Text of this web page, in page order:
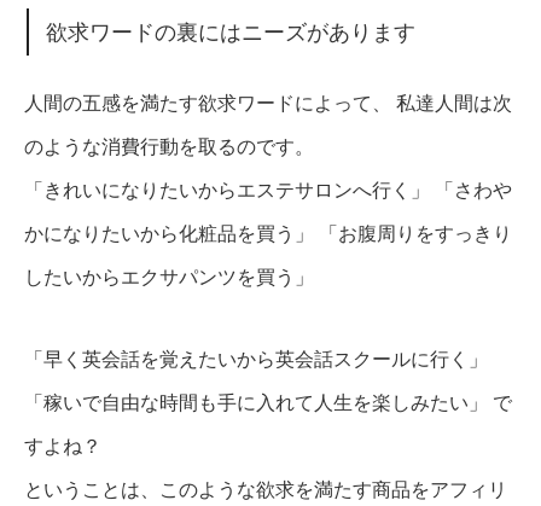
欲求ワードの裏にはニーズがあります
人間の五感を満たす欲求ワードによって、 私達人間は次
のような消費行動を取るのです。
「きれいになりたいからエステサロンへ行く」 「さわや
かになりたいから化粧品を買う」 「お腹周りをすっきり
したいからエクサパンツを買う」
「早く英会話を覚えたいから英会話スクールに行く」
「稼いで自由な時間も手に入れて人生を楽しみたい」 で
すよね？
ということは、このような欲求を満たす商品をアフィリ